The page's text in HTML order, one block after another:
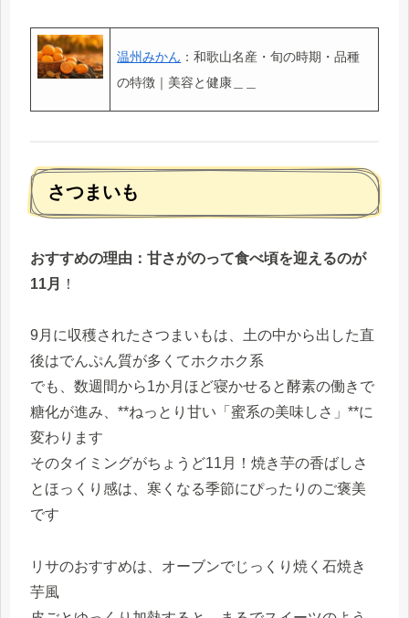
温州みかん ：和歌山名産・旬の時期・品種
の特徴｜美容と健康＿＿
さつまいも
おすすめの理由：甘さがのって食べ頃を迎えるのが
11月
！
9月に収穫されたさつまいもは、土の中から出した直
後はでんぷん質が多くてホクホク系
でも、数週間から1か月ほど寝かせると酵素の働きで
糖化が進み、**ねっとり甘い「蜜系の美味しさ」**に
変わります
そのタイミングがちょうど11月！焼き芋の香ばしさ
とほっくり感は、寒くなる季節にぴったりのご褒美
です
リサのおすすめは、オーブンでじっくり焼く石焼き
芋風